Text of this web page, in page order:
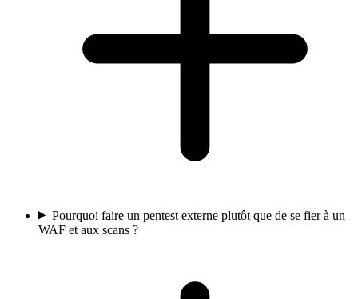
Pourquoi faire un pentest externe plutôt que de se fier à un
WAF et aux scans ?